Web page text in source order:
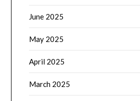
June 2025
May 2025
April 2025
March 2025